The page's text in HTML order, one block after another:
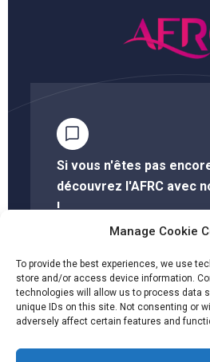
Manage Cookie
To provide the best experiences, we use
store and/or access device information.
technologies will allow us to process data
unique IDs on this site. Not consenting or
adversely affect certain features and
Si vous n'êtes pas
découvrez l'AFRC avec
!
Cliquez ici pour savoir si votre